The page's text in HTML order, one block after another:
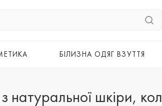
БІЛИЗНА ОДЯГ ВЗУТТЯ
шкіри,